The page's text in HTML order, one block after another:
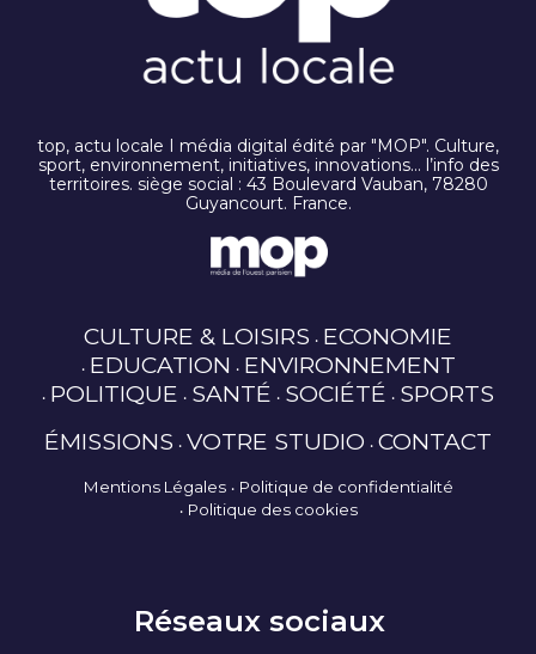
top, actu locale I média digital édité par "MOP". Culture,
sport, environnement, initiatives, innovations… l’info des
territoires. siège social : 43 Boulevard Vauban, 78280
Guyancourt. France.
CULTURE & LOISIRS ECONOMIE
EDUCATION ENVIRONNEMENT
POLITIQUE SANTÉ SOCIÉTÉ SPORTS
ÉMISSIONS VOTRE STUDIO CONTACT
Mentions Légales
Politique de confidentialité
Politique des cookies
Réseaux sociaux